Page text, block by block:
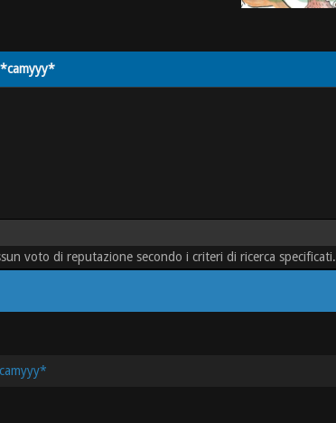
voto di reputazione secondo i criteri di ricerca specificati.